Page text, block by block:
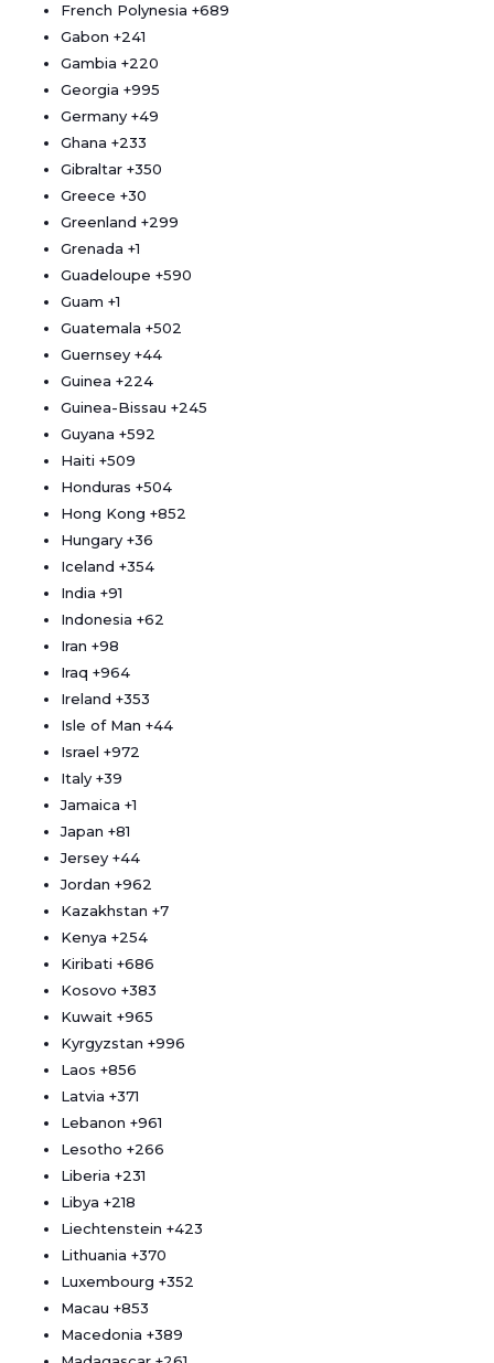
French Polynesia +689
Gabon +241
Gambia +220
Georgia +995
Germany +49
Ghana +233
Gibraltar +350
Greece +30
Greenland +299
Grenada +1
Guadeloupe +590
Guam +1
Guatemala +502
Guernsey +44
Guinea +224
Guinea-Bissau +245
Guyana +592
Haiti +509
Honduras +504
Hong Kong +852
Hungary +36
Iceland +354
India +91
Indonesia +62
Iran +98
Iraq +964
Ireland +353
Isle of Man +44
Israel +972
Italy +39
Jamaica +1
Japan +81
Jersey +44
Jordan +962
Kazakhstan +7
Kenya +254
Kiribati +686
Kosovo +383
Kuwait +965
Kyrgyzstan +996
Laos +856
Latvia +371
Lebanon +961
Lesotho +266
Liberia +231
Libya +218
Liechtenstein +423
Lithuania +370
Luxembourg +352
Macau +853
Macedonia +389